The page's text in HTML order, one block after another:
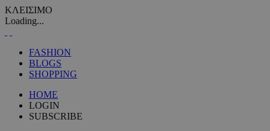
ΚΛΕΙΣΙΜΟ
Loading...
FASHION
BLOGS
SHOPPING
HOME
LOGIN
SUBSCRIBE